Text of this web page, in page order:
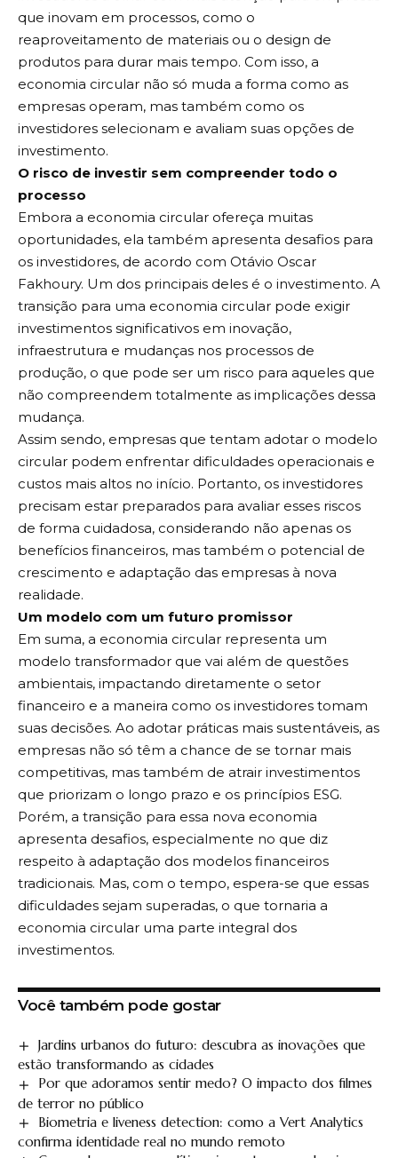
que inovam em processos, como o
reaproveitamento de materiais ou o design de
produtos para durar mais tempo. Com isso, a
economia circular não só muda a forma como as
empresas operam, mas também como os
investidores selecionam e avaliam suas opções de
investimento.
O risco de investir sem compreender todo o
processo
Embora a economia circular ofereça muitas
oportunidades, ela também apresenta desafios para
os investidores, de acordo com Otávio Oscar
Fakhoury. Um dos principais deles é o investimento. A
transição para uma economia circular pode exigir
investimentos significativos em inovação,
infraestrutura e mudanças nos processos de
produção, o que pode ser um risco para aqueles que
não compreendem totalmente as implicações dessa
mudança.
Assim sendo, empresas que tentam adotar o modelo
circular podem enfrentar dificuldades operacionais e
custos mais altos no início. Portanto, os investidores
precisam estar preparados para avaliar esses riscos
de forma cuidadosa, considerando não apenas os
benefícios financeiros, mas também o potencial de
crescimento e adaptação das empresas à nova
realidade.
Um modelo com um futuro promissor
Em suma, a economia circular representa um
modelo transformador que vai além de questões
ambientais, impactando diretamente o setor
financeiro e a maneira como os investidores tomam
suas decisões. Ao adotar práticas mais sustentáveis, as
empresas não só têm a chance de se tornar mais
competitivas, mas também de atrair investimentos
que priorizam o longo prazo e os princípios ESG.
Porém, a transição para essa nova economia
apresenta desafios, especialmente no que diz
respeito à adaptação dos modelos financeiros
tradicionais. Mas, com o tempo, espera-se que essas
dificuldades sejam superadas, o que tornaria a
economia circular uma parte integral dos
investimentos.
Você também pode gostar
Jardins urbanos do futuro: descubra as inovações que
estão transformando as cidades
Por que adoramos sentir medo? O impacto dos filmes
de terror no público
Biometria e liveness detection: como a Vert Analytics
confirma identidade real no mundo remoto